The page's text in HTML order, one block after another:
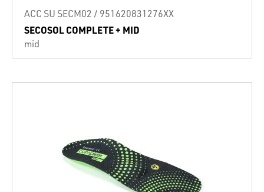
ACC SU SECM02 / 951620831276XX
SECOSOL COMPLETE + MID
mid